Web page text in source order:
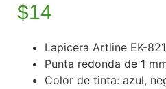
$14
Lapicera Artline EK-
Punta redonda de 1
Color de tinta: azul,